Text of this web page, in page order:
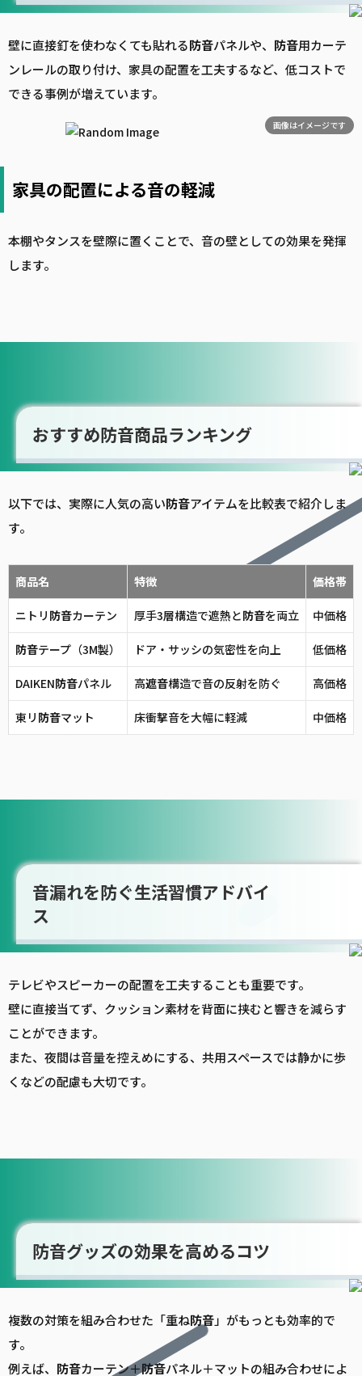
壁に直接釘を使わなくても貼れる防音パネルや、 防音用カーテ
ンレールの取り付け、家具の配置を工夫するなど、低コストで
できる事例が増えています。
画像はイメージです
家具の配置による音の軽減
本棚やタンスを壁際に置くことで、音の壁としての効果を発揮
します。
おすすめ防音商品ランキング
以下では、実際に人気の高い防音アイテムを比較表で紹介しま
す。
商品名 特徴 価格帯
ニトリ 防音カーテン 厚手3層構造で遮熱と防音を両立 中価格
防音テープ（3M製） ドア・サッシの気密性を向上 低価格
DAIKEN防音パネル 高遮音構造で音の反射を防ぐ 高価格
東リ 防音マット 床衝撃音を大幅に軽減 中価格
音漏れを防ぐ生活習慣アドバイ
ス
テレビやスピーカーの配置を工夫することも重要です。
壁に直接当てず、クッション素材を背面に挟むと響きを減らす
ことができます。
また、夜間は音量を控えめにする、共用スペースでは静かに歩
くなどの配慮も大切です。
防音グッズの効果を高めるコツ
複数の対策を組み合わせた「重ね防音」がもっとも効率的で
す。
例えば、 防音カーテン＋防音パネル＋マットの組み合わせによ